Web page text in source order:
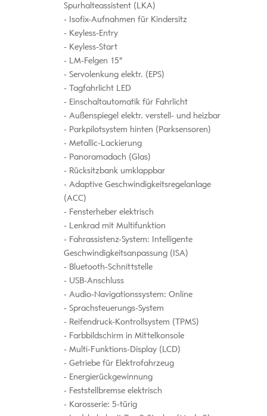
Spurhalteassistent (LKA)
Isofix-Aufnahmen für Kindersitz
Keyless-Entry
Keyless-Start
LM-Felgen 15"
Servolenkung elektr. (EPS)
Tagfahrlicht LED
Einschaltautomatik für Fahrlicht
Außenspiegel elektr. verstell- und heizbar
Parkpilotsystem hinten (Parksensoren)
Metallic-Lackierung
Panoramadach (Glas)
Rücksitzbank umklappbar
Adaptive Geschwindigkeitsregelanlage
(ACC)
Fensterheber elektrisch
Lenkrad mit Multifunktion
Fahrassistenz-System: Intelligente
Geschwindigkeitsanpassung (ISA)
Bluetooth-Schnittstelle
USB-Anschluss
Audio-Navigationssystem: Online
Sprachsteuerungs-System
Reifendruck-Kontrollsystem (TPMS)
Farbbildschirm in Mittelkonsole
Multi-Funktions-Display (LCD)
Getriebe für Elektrofahrzeug
Energierückgewinnung
Feststellbremse elektrisch
Karosserie: 5-türig